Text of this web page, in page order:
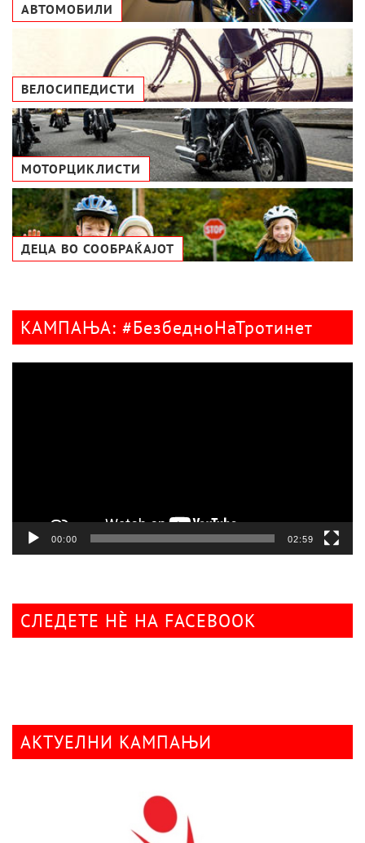
АВТОМОБИЛИ
ВЕЛОСИПЕДИСТИ
МОТОРЦИКЛИСТИ
ДЕЦА ВО СООБРАЌАЈОТ
КАМПАЊА: #БезбедноНаТротинет
00:00 02:59
СЛЕДЕТЕ НÈ НА FACEBOOK
АКТУЕЛНИ КАМПАЊИ